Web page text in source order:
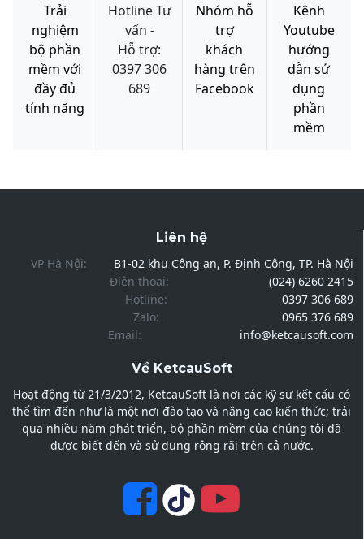
Trải
nghiệm
bộ phần
mềm với
đầy đủ
tính năng
Hotline Tư
vấn -
Hỗ trợ:
0397 306
689
Nhóm hỗ
trợ
khách
hàng trên
Facebook
Kênh
Youtube
hướng
dẫn sử
dụng
phần
mềm
Liên hệ
VP Hà Nội:
B1-02 khu Công an, P. Định Công, TP. Hà Nội
Điện thoại:
(024) 6260 2415
Hotline:
0397 306 689
Zalo:
0965 376 689
Email:
info@ketcausoft.com
Về KetcauSoft
Hoạt động từ 21/3/2012, KetcauSoft là nơi các kỹ sư kết cấu có
thể tìm đến như là một nơi đào tạo và nâng cao kiến thức; trải
qua nhiều năm phát triển, bộ phần mềm của chúng tôi đã
được biết đến và sử dụng rộng rãi trên cả nước.